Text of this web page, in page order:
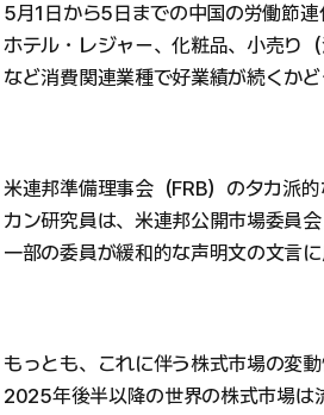
5月1日から5日までの中国の労働節
ホテル・レジャー、化粧品、小売り（
など消費関連業種で好業績が続くか
米連邦準備理事会（FRB）のタカ派
カン研究員は、米連邦公開市場委員
一部の委員が緩和的な声明文の文言
もっとも、これに伴う株式市場の変
2025年後半以降の世界の株式市場は